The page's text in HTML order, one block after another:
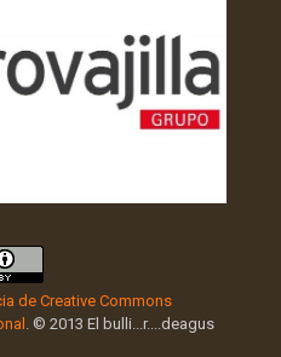
de Creative Commons
. © 2013 El bulli...r....deagus